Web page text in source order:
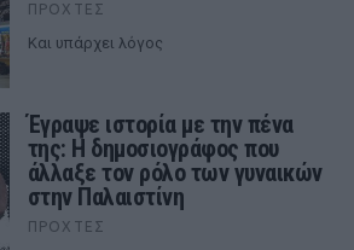
ΠΡΟΧΤΈΣ
Και υπάρχει λόγος
Έγραψε ιστορία με την πένα
της: Η δημοσιογράφος που
άλλαξε τον ρόλο των γυναικών
στην Παλαιστίνη
ΠΡΟΧΤΈΣ